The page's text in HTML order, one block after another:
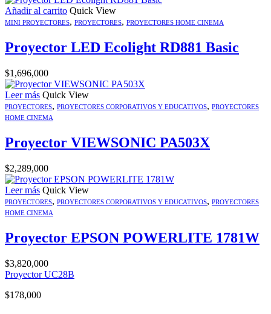
Añadir al carrito Quick View
MINI PROYECTORES, PROYECTORES, PROYECTORES HOME CINEMA
Proyector LED Ecolight RD881 Basic
$1,696,000
Leer más Quick View
PROYECTORES, PROYECTORES CORPORATIVOS Y EDUCATIVOS, PROYECTORES
HOME CINEMA
Proyector VIEWSONIC PA503X
$2,289,000
Leer más Quick View
PROYECTORES, PROYECTORES CORPORATIVOS Y EDUCATIVOS, PROYECTORES
HOME CINEMA
Proyector EPSON POWERLITE 1781W
$3,820,000
Proyector UC28B
$178,000